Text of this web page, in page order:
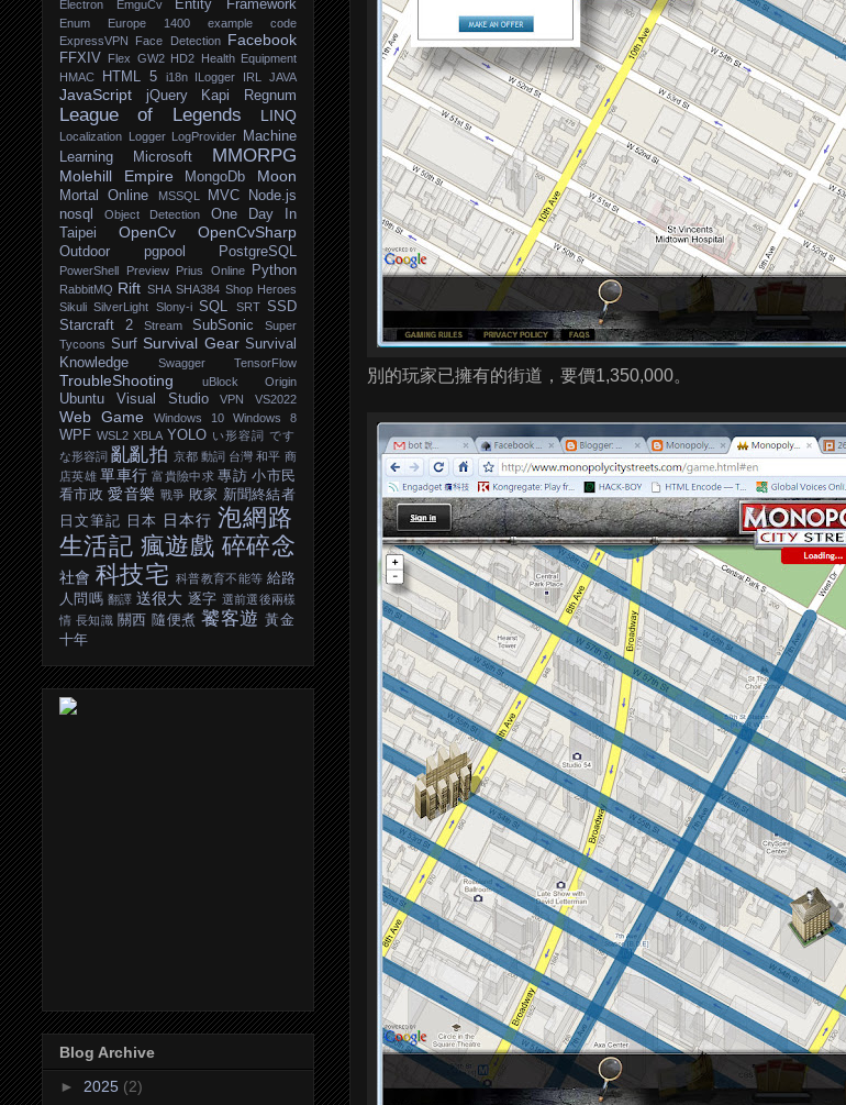
別的玩家已擁有的街道，要價1,350,000。
Electron
EmguCv Entity Framework
Enum Europe 1400
example code
ExpressVPN
Face Detection Facebook
FFXIV Flex GW2 HD2 Health Equipment
HMAC
HTML 5 i18n ILogger IRL JAVA
JavaScript jQuery Kapi Regnum
League of Legends LINQ
Localization Logger LogProvider
Machine
Learning
Microsoft MMORPG
Molehill Empire MongoDb Moon
Mortal Online MSSQL MVC
Node.js
nosql
Object Detection
One Day In
Taipei
OpenCv OpenCvSharp
Outdoor pgpool PostgreSQL
PowerShell Preview Prius Online Python
RabbitMQ Rift SHA SHA384 Shop Heroes
Sikuli SilverLight Slony-i SQL SRT SSD
Starcraft 2
Stream SubSonic
Super
Tycoons Surf Survival Gear Survival
Knowledge
Swagger TensorFlow
TroubleShooting uBlock Origin
Ubuntu Visual Studio VPN VS2022
Web Game Windows 10 Windows 8
WPF WSL2 XBLA YOLO い形容詞 です
な形容詞 亂亂拍 京都 動詞 台灣 和平 商
店英雄 單車行 富貴險中求 專訪 小市民
看市政 愛音樂 戰爭 敗家 新聞終結者
日文筆記
日本 日本行 泡網路
生活記 瘋遊戲 碎碎念
社會 科技宅 科普教育不能等 給路
人問嗎 翻譯 送很大 逐字 選前選後兩樣
情 長知識 關西 隨便煮 饕客遊 黃金
十年
Blog Archive
► 2025 (2)